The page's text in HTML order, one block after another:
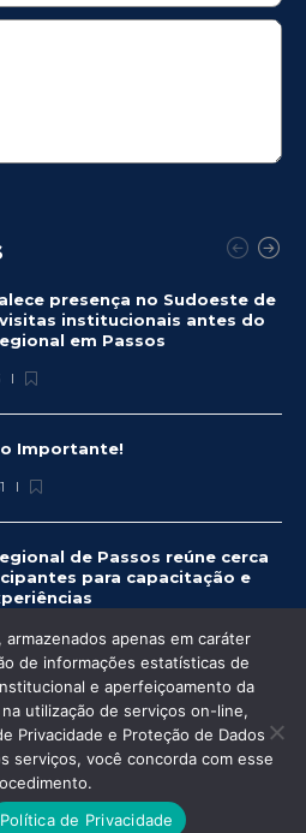
presença no Sudoeste de
institucionais antes do
em Passos
Importante!
de Passos reúne cerca
para capacitação e
os direitos reservados.
apenas em caráter
de informações estatísticas de
e aperfeiçoamento da
utilização de serviços on-line,
Privacidade e Proteção de Dados
serviços, você concorda com esse
Política de Privacidade